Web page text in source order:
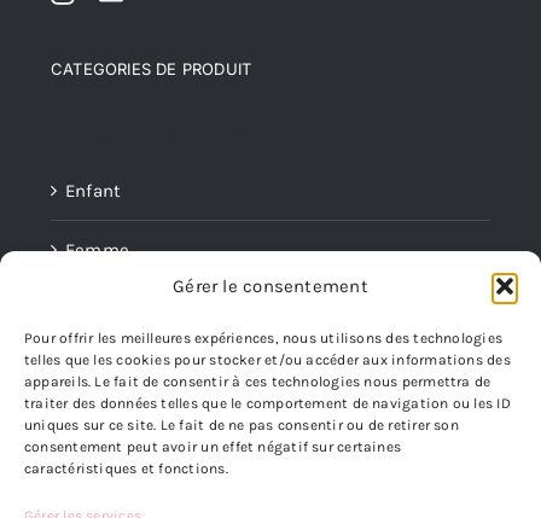
Gérer le consentement
Pour offrir les meilleures expériences, nous utilisons des technologies
telles que les cookies pour stocker et/ou accéder aux informations des
appareils. Le fait de consentir à ces technologies nous permettra de
traiter des données telles que le comportement de navigation ou les ID
uniques sur ce site. Le fait de ne pas consentir ou de retirer son
consentement peut avoir un effet négatif sur certaines
caractéristiques et fonctions.
CATEGORIES DE PRODUIT
Enfant
Femme
Mini Boucles
Parures
INFORMATIONS LEGALES